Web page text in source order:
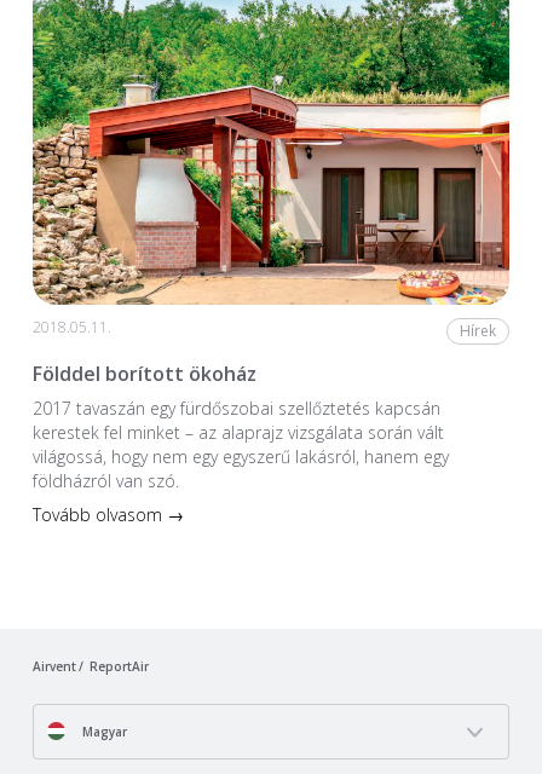
2018.05.11. Hírek
Földdel borított ökoház
2017 tavaszán egy fürdőszobai szellőztetés kapcsán
kerestek fel minket – az alaprajz vizsgálata során vált
világossá, hogy nem egy egyszerű lakásról, hanem egy
földházról van szó.
Tovább olvasom →
Airvent ReportAir
Magyar